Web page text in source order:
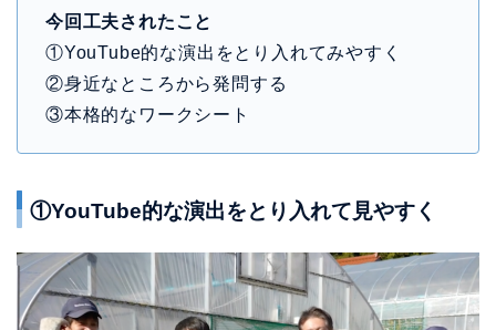
今回工夫されたこと
①YouTube的な演出をとり入れてみやすく
②身近なところから発問する
③本格的なワークシート
①YouTube的な演出をとり入れて見やすく